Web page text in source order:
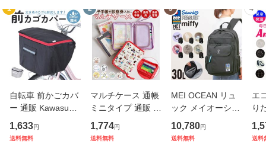
1
自転車 前かごカバ
ー 通販 Kawasumi
カワスミ 前カゴカ
バー バスケット カ
1,633円
送料無料
2
マルチケース 通帳
ミニタイプ 通販 母
子手帳ケース お薬
手帳 ポーチ 通帳ケ
1,774円
送料無料
3
MEI OCEAN リュ
ック メイオーシャ
ン 6206 通販 リュ
ックサック バック
10,780円
送料無料
4
エ
り
ト
ア
送料